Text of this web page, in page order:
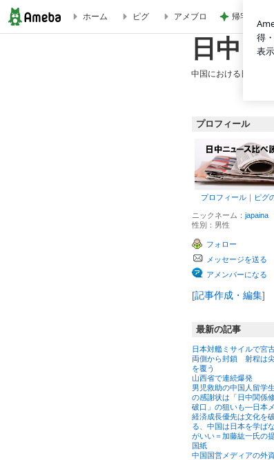
ＥＥＺ包括法を整備 政府が海洋基本計画閣議決定 |
ホーム ピグ アメブロ 帰宅後30
日中
中国における日中関
プロフィール
プロフィール ｜ ピグ
ニックネーム： japaina
性別： 男性
フォロー
メッセージを送る
アメンバーになる
[記事作成・編集]
最新の記事
日本対艦ミサイルで宮
両側から封鎖 射程は
を覆う
山西省で連続爆発
男児救助の中国人留学
の感謝状は「日中関係
破口」の狙いも―日本
経済成長優先は文化を
る、中国は日本を学ば
がいい＝加藤紘一氏の
国紙
中国国営メディアの外